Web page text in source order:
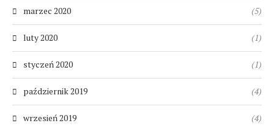
marzec 2020 (5)
luty 2020 (1)
styczeń 2020 (1)
październik 2019 (4)
wrzesień 2019 (4)